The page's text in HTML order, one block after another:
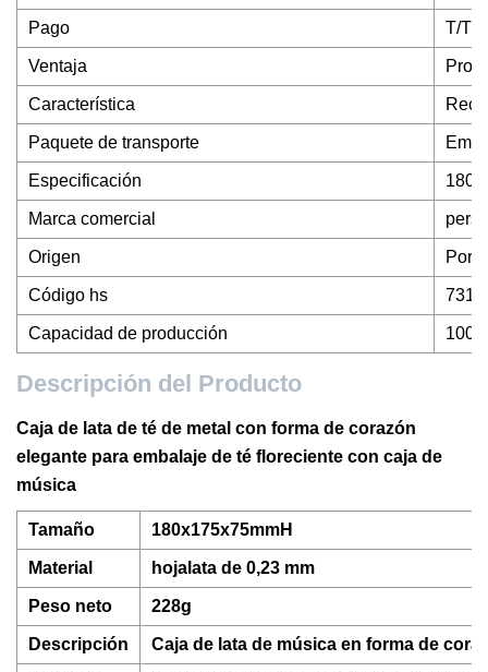
Pago T/T
Ventaja
Característica
Paquete de transporte
Especificación
Marca comercial
Origen
Código hs
Capacidad de producción
Descripción del Producto
Caja de lata de té de metal con forma de corazón
elegante para embalaje de té floreciente con caja de
música
Tamaño 180x175x75mmH
Material hojalata de 0,23 mm
Peso neto 228g
Descripción Caja de lata de música en forma de